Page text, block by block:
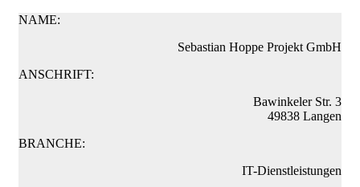
NAME:
Sebastian Hoppe Projekt GmbH
ANSCHRIFT:
Bawinkeler Str. 3
49838 Langen
BRANCHE:
IT-Dienstleistungen